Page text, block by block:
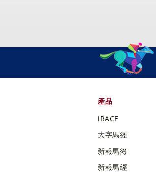
產品
iRACE
大字馬經
新報馬簿
新報馬經